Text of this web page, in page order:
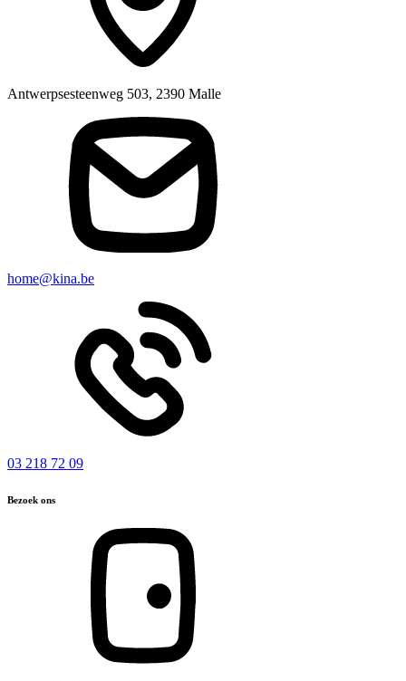
Antwerpsesteenweg 503, 2390 Malle
home@kina.be
03 218 72 09
Bezoek ons